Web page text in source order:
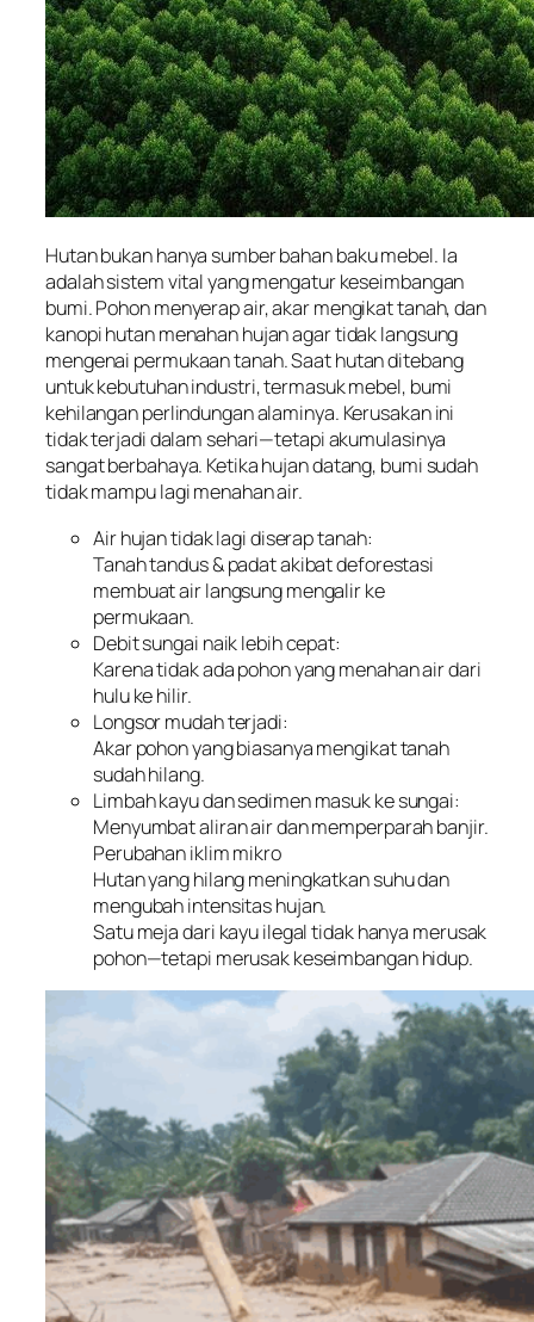
Hutan bukan hanya sumber bahan baku mebel. Ia
adalah sistem vital yang mengatur keseimbangan
bumi. Pohon menyerap air, akar mengikat tanah, dan
kanopi hutan menahan hujan agar tidak langsung
mengenai permukaan tanah. Saat hutan ditebang
untuk kebutuhan industri, termasuk mebel, bumi
kehilangan perlindungan alaminya. Kerusakan ini
tidak terjadi dalam sehari—tetapi akumulasinya
sangat berbahaya. Ketika hujan datang, bumi sudah
tidak mampu lagi menahan air.
Air hujan tidak lagi diserap tanah:
Tanah tandus & padat akibat deforestasi
membuat air langsung mengalir ke
permukaan.
Debit sungai naik lebih cepat:
Karena tidak ada pohon yang menahan air dari
hulu ke hilir.
Longsor mudah terjadi:
Akar pohon yang biasanya mengikat tanah
sudah hilang.
Limbah kayu dan sedimen masuk ke sungai:
Menyumbat aliran air dan memperparah banjir.
Perubahan iklim mikro
Hutan yang hilang meningkatkan suhu dan
mengubah intensitas hujan.
Satu meja dari kayu ilegal tidak hanya merusak
pohon—tetapi merusak keseimbangan hidup.